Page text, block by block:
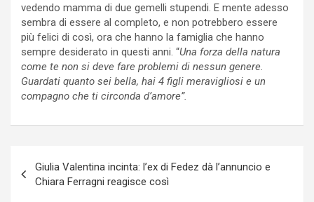
vedendo mamma di due gemelli stupendi. E mente adesso
sembra di essere al completo, e non potrebbero essere
più felici di così, ora che hanno la famiglia che hanno
sempre desiderato in questi anni. “Una forza della natura
come te non si deve fare problemi di nessun genere.
Guardati quanto sei bella, hai 4 figli meravigliosi e un
compagno che ti circonda d’amore”.
articoli
Giulia Valentina incinta: l’ex di Fedez dà l’annuncio e
Chiara Ferragni reagisce così